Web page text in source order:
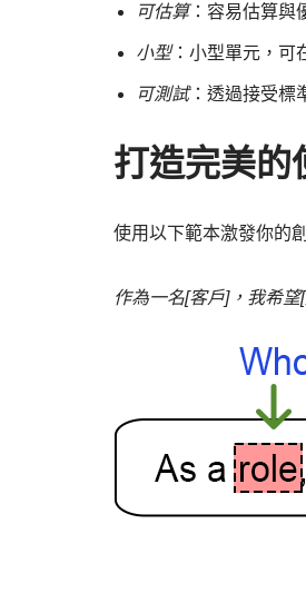
可估算：容易估算與
小型：小型單元，可
可測試：透過接受標
打造完美的
使用以下範本激發你的
作為一名[客戶]，我希